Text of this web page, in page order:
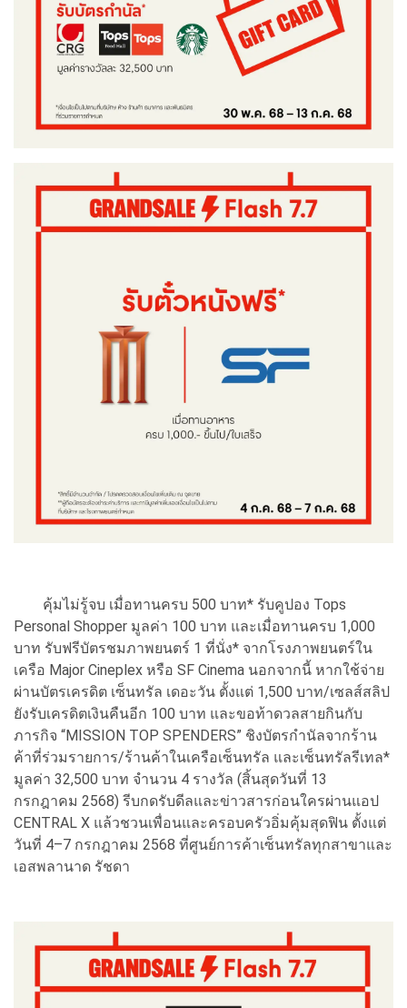
คุ้มไม่รู้จบ เมื่อทานครบ 500 บาท* รับคูปอง Tops
Personal Shopper มูลค่า 100 บาท และเมื่อทานครบ 1,000
บาท รับฟรีบัตรชมภาพยนตร์ 1 ที่นั่ง* จากโรงภาพยนตร์ใน
เครือ Major Cineplex หรือ SF Cinema นอกจากนี้ หากใช้จ่าย
ผ่านบัตรเครดิต เซ็นทรัล เดอะวัน ตั้งแต่ 1,500 บาท/เซลส์สลิป
ยังรับเครดิตเงินคืนอีก 100 บาท และขอท้าดวลสายกินกับ
ภารกิจ “MISSION TOP SPENDERS” ชิงบัตรกำนัลจากร้าน
ค้าที่ร่วมรายการ/ร้านค้าในเครือเซ็นทรัล และเซ็นทรัลรีเทล*
มูลค่า 32,500 บาท จำนวน 4 รางวัล (สิ้นสุดวันที่ 13
กรกฎาคม 2568) รีบกดรับดีลและข่าวสารก่อนใครผ่านแอป
CENTRAL X แล้วชวนเพื่อนและครอบครัวอิ่มคุ้มสุดฟิน ตั้งแต่
วันที่ 4–7 กรกฎาคม 2568 ที่ศูนย์การค้าเซ็นทรัลทุกสาขาและ
เอสพลานาด รัชดา